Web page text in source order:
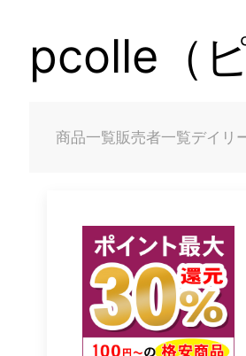
pcolle（
商品一覧販売者一覧デイリ